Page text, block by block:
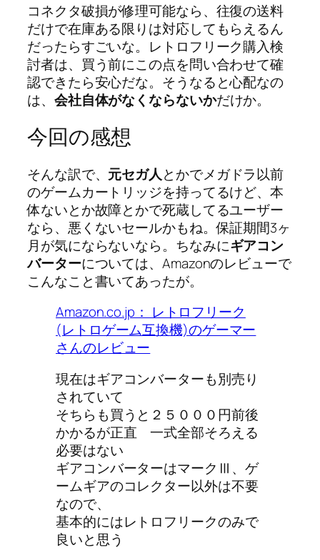
コネクタ破損が修理可能なら、往復の送料
だけで在庫ある限りは対応してもらえるん
だったらすごいな。レトロフリーク購入検
討者は、買う前にこの点を問い合わせて確
認できたら安心だな。そうなると心配なの
は、 会社自体がなくならないかだけか。
今回の感想
そんな訳で、 元セガ人とかでメガドラ以前
のゲームカートリッジを持ってるけど、本
体ないとか故障とかで死蔵してるユーザー
なら、悪くないセールかもね。保証期間3ヶ
月が気にならないなら。ちなみにギアコン
バーターについては、Amazonのレビューで
こんなこと書いてあったが。
Amazon.co.jp： レトロフリーク
(レトロゲーム互換機)のゲーマー
さんのレビュー
現在はギアコンバーターも別売り
されていて
そちらも買うと２５０００円前後
かかるが正直 一式全部そろえる
必要はない
ギアコンバーターはマークⅢ、ゲ
ームギアのコレクター以外は不要
なので、
基本的にはレトロフリークのみで
良いと思う